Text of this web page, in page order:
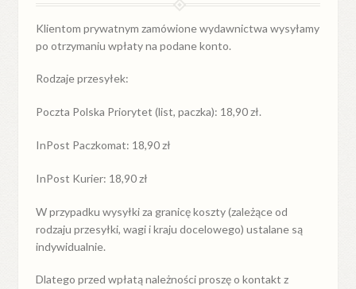
Klientom prywatnym zamówione wydawnictwa wysyłamy
po otrzymaniu wpłaty na podane konto.
Rodzaje przesyłek:
Poczta Polska Priorytet (list, paczka): 18,90 zł.
InPost Paczkomat: 18,90 zł
InPost Kurier: 18,90 zł
W przypadkuwysyłkiza granicękoszty (zależące od
rodzaju przesyłki, wagi i kraju docelowego) ustalane są
indywidualnie.
Dlatego przed wpłatą należności proszę o kontakt z